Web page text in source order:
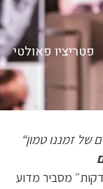
פטריציו פאולטי
“המפתח כדי לענות על האתגרים המכריעים של זמננו טמון